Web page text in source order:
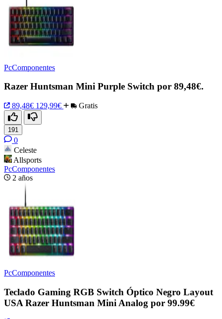
PcComponentes
Razer Huntsman Mini Purple Switch por 89,48€.
89,48€ 129,99€ Gratis
191
0
Celeste
Allsports
PcComponentes
2 años
PcComponentes
Teclado Gaming RGB Switch Óptico Negro Layout
USA Razer Huntsman Mini Analog por 99.99€